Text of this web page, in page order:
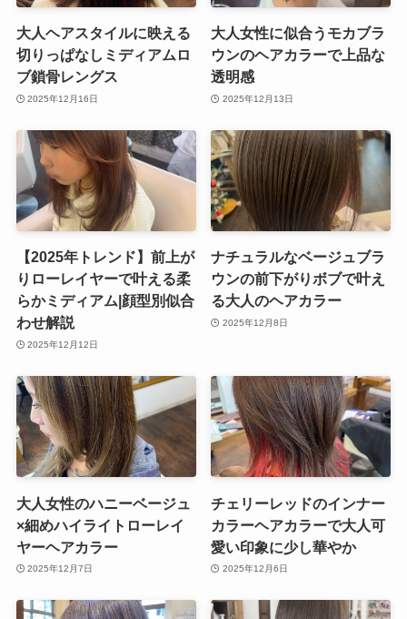
大人ヘアスタイルに映える
切りっぱなしミディアムロ
ブ鎖骨レングス
2025年12月16日
大人女性に似合うモカブラ
ウンのヘアカラーで上品な
透明感
2025年12月13日
【2025年トレンド】前上が
りローレイヤーで叶える柔
らかミディアム|顔型別似合
わせ解説
2025年12月12日
ナチュラルなベージュブラ
ウンの前下がりボブで叶え
る大人のヘアカラー
2025年12月8日
大人女性のハニーベージュ
×細めハイライトローレイ
ヤーヘアカラー
2025年12月7日
チェリーレッドのインナー
カラーヘアカラーで大人可
愛い印象に少し華やか
2025年12月6日